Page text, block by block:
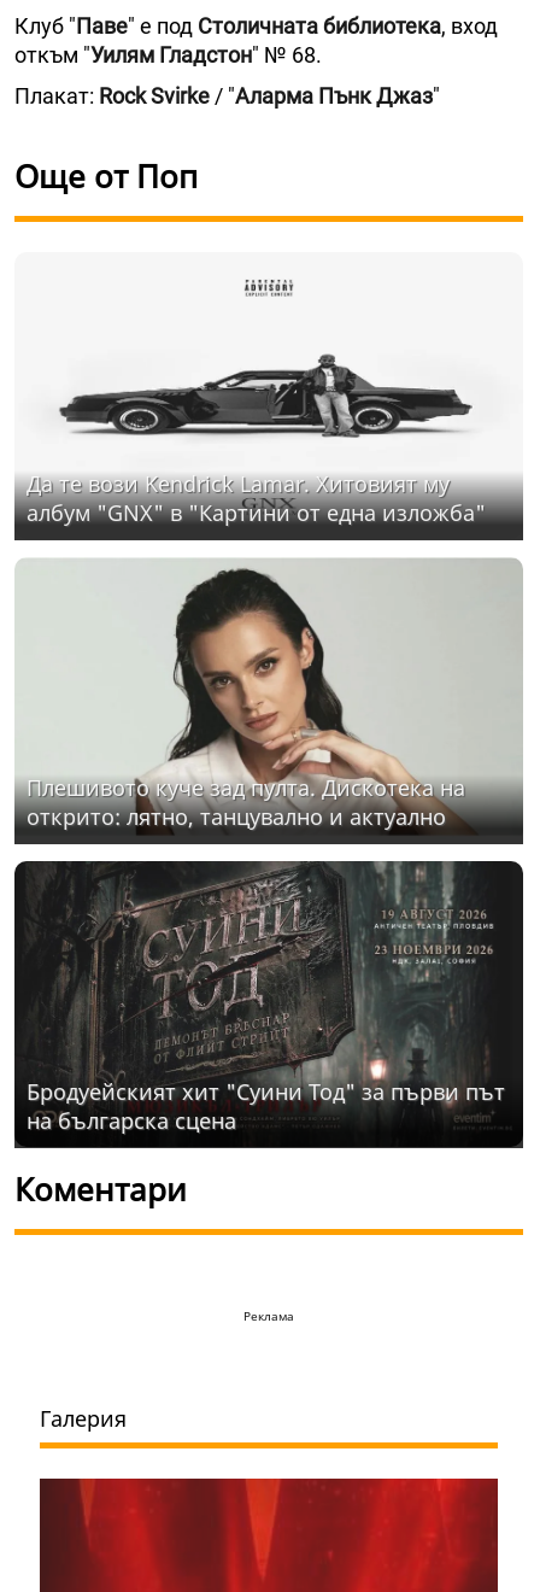
Клуб "Паве" е под Столичната библиотека, вход
откъм "Уилям Гладстон" № 68.
Плакат: Rock Svirke/ "Аларма Пънк Джаз"
Още от Поп
Да те вози Kendrick Lamar. Хитовият му
албум "GNX" в "Картини от една изложба"
Плешивото куче зад пулта. Дискотека на
открито: лятно, танцувално и актуално
Бродуейският хит "Суини Тод" за първи път
на българска сцена
Коментари
Реклама
Галерия